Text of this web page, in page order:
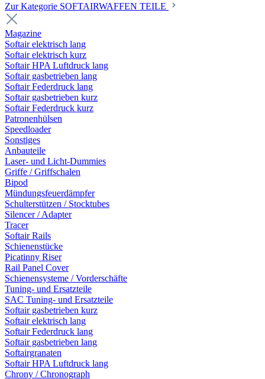
Zur Kategorie SOFTAIRWAFFEN TEILE
Magazine
Softair elektrisch lang
Softair elektrisch kurz
Softair HPA Luftdruck lang
Softair gasbetrieben lang
Softair Federdruck lang
Softair gasbetrieben kurz
Softair Federdruck kurz
Patronenhülsen
Speedloader
Sonstiges
Anbauteile
Laser- und Licht-Dummies
Griffe / Griffschalen
Bipod
Mündungsfeuerdämpfer
Schulterstützen / Stocktubes
Silencer / Adapter
Tracer
Softair Rails
Schienenstücke
Picatinny Riser
Rail Panel Cover
Schienensysteme / Vorderschäfte
Tuning- und Ersatzteile
SAC Tuning- und Ersatzteile
Softair gasbetrieben kurz
Softair elektrisch lang
Softair Federdruck lang
Softair gasbetrieben lang
Softairgranaten
Softair HPA Luftdruck lang
Chrony / Chronograph